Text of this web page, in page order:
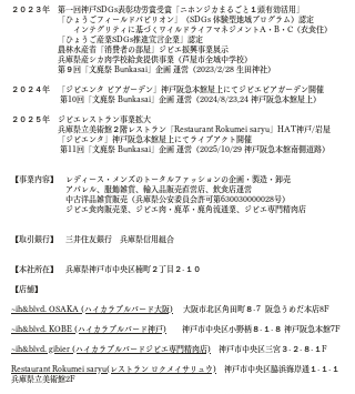
２０２３年 第一回神戸SDGs表彰功労賞受賞「ニホンジカまるごと１頭有効活用」
「ひょうごフィールドパビリオン」（SDGs 体験型地域プログラム ）認定
インテグリティに基づくワイルドライフマネジメントA・B・C（衣食住）
「ひょうご産業SDGs推進宣言企業」認定
農林水産省「消費者の部屋」ジビエ振興事業展示
兵庫県産シカ肉学校給食提供事業（芦屋市全域中学校）
第９ 回「 文鹿祭 Bunkasai」 企画 運営 （2023/2/28 生田神社）
２０２４年 「ジビエンタ ビアガーデン」神戸阪急本館屋上にてジビエビアガーデン開催
第10 回「 文鹿祭 Bunkasai」 企画 運営 （2024/8/23,24 神戸阪急本館屋上 ）
２０２５年 ジビエレストラン事業拡大
兵庫県立美術館２階レストラン「Restaurant Rokumei saryu」HAT神戸/岩屋
「ジビエンタ」神戸阪急本館屋上にてライブアクト開催
第11
回「 文鹿祭 Bunkasai」 企画 運営 （2025/10/29 神戸阪急本館南側道路）
【事業内容】 レディース・メンズのトータルファッションの企画・製造・卸売
アパレル、服飾雑貨、輸入品販売直営店、飲食店運営
中古洋品雑貨販売（兵庫県公安委員会許可第630030000028号）
ジビエ食肉販売業、ジビエ肉・鹿革・鹿角流通業、ジビエ専門精肉店
【取引銀行】 三井住友銀行 兵庫県信用組合
【本社所在】 兵庫県神戸市中央区楠町２丁目２-１０
【店舗】
~ih&blvd. OSAKA (ハイカラブルバード大阪) 大阪市北区角田町８-7 阪急うめだ本店8F
~ih&blvd. KOBE (ハイカラブルバード神戸) 神戸市中央区小野柄８-１-８ 神戸阪急本館7F
~ih&blvd. gibier (ハイカラブルバードジビエ専門精肉店) 神戸市中央区三宮３-２-８-１F
Restaurant Rokumei saryu(レストラン ロクメイサリュウ) 神戸市中央区脇浜海岸通１-１-１
兵庫県立美術館2F